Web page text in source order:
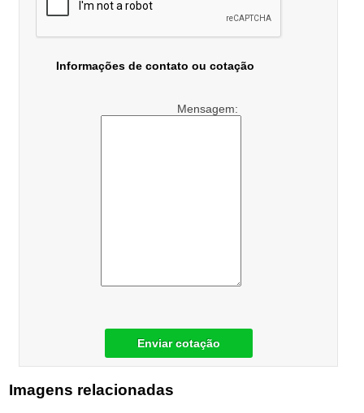
Informações de contato ou cotação
Mensagem:
Enviar cotação
Imagens relacionadas